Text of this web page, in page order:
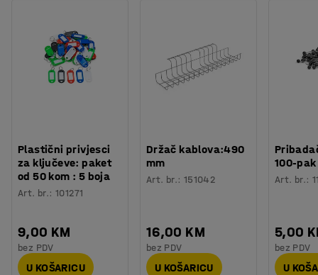
Izvor svjetla: 7W LED za prigušivanje
IP klasa: IP20
Proizvajalec: AIRAM
0,06
Plastični privjesci
za ključeve: paket
od 50 kom : 5 boja
Art. br.:101271
9,00 KM
bez PDV
U KOŠARICU
Držač kablova:490
mm
Art. br.: 151042
16,00 KM
bez PDV
U KOŠARICU
100-pak
Art. br.:
5,00
bez PDV
U